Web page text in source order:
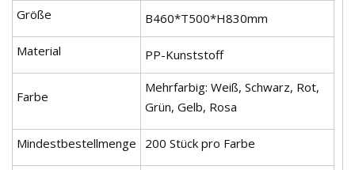
Größe B460*T500*H830mm
Material PP-Kunststoff
Farbe
Mehrfarbig: Weiß, Schwarz, Rot,
Grün, Gelb, Rosa
Mindestbestellmenge 200 Stück pro Farbe